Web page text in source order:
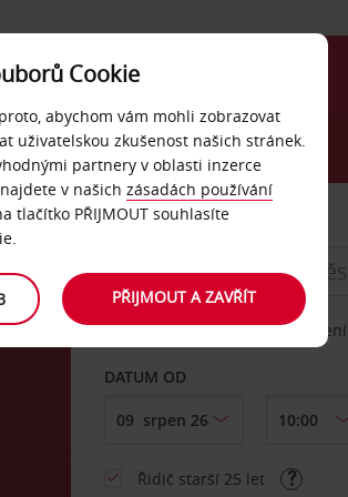
ZÁKAZNÍCI
Vyberte si jiné místo vrácení
DATUM OD
Řidič starší 25 let
Cookie
abychom vám mohli zobrazovat
uživatelskou zkušenost našich stránek.
partnery v oblasti inzerce
v našich zásadách používání
tlačítko PŘIJMOUT souhlasíte
PŘIJMOUT A ZAVŘÍT